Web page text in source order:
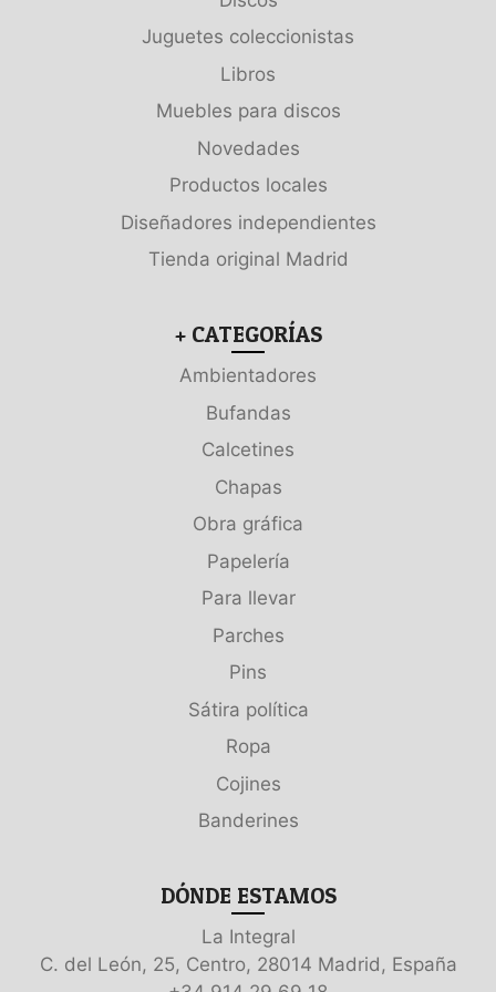
Juguetes coleccionistas
Libros
Muebles para discos
Novedades
Productos locales
Diseñadores independientes
Tienda original Madrid
+ CATEGORÍAS
Ambientadores
Bufandas
Calcetines
Chapas
Obra gráfica
Papelería
Para llevar
Parches
Pins
Sátira política
Ropa
Cojines
Banderines
DÓNDE ESTAMOS
La Integral
C. del León, 25, Centro, 28014 Madrid, España